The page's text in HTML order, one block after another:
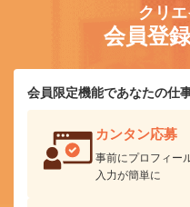
クリ
会員登
会員限定機能であなたの仕
カンタン応募
事前にプロフィー
入力が簡単に